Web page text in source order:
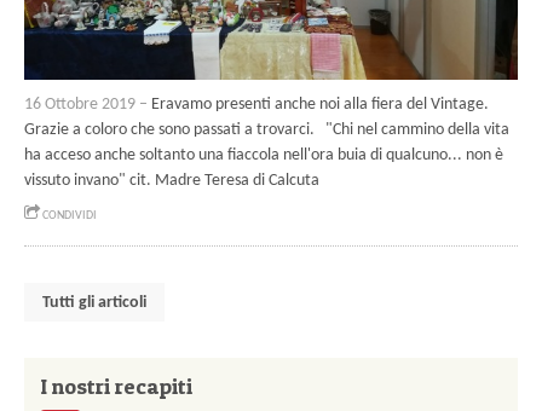
16 Ottobre 2019 – Eravamo presenti anche noi alla fiera del Vintage.
Grazie a coloro che sono passati a trovarci. "Chi nel cammino della vita
ha acceso anche soltanto una fiaccola nell'ora buia di qualcuno... non è
vissuto invano" cit. Madre Teresa di Calcuta
CONDIVIDI
Tutti gli articoli
I nostri recapiti